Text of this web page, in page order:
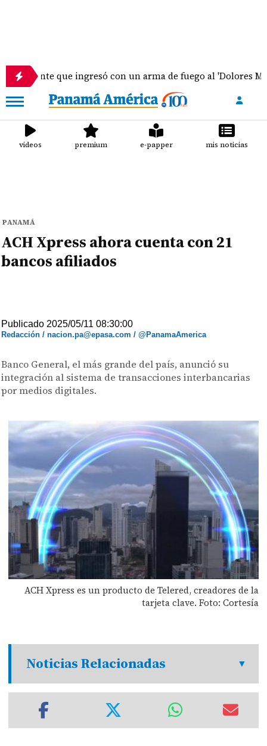
que ingresó con un arma de fuego al 'Dolores Moscote'
videos premium e-papper mis noticias
PANAMÁ
ACH Xpress ahora cuenta con 21
bancos afiliados
Publicado 2025/05/11 08:30:00
Redacción / nacion.pa@epasa.com / @PanamaAmerica
Banco General, el más grande del país, anunció su
integración al sistema de transacciones interbancarias
por medios digitales.
ACH Xpress es un producto de Telered, creadores de la
tarjeta clave. Foto: Cortesía
Noticias Relacionadas